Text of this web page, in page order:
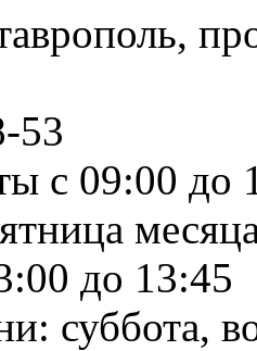
53
с 09:00 до
до 13:45
суббота,